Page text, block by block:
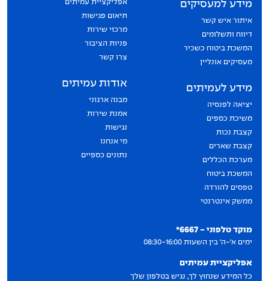
מוקד טלפוני - 6667*
ימים א'-ה' בין השעות 08:30-16:00
אפליקציית עמיתים
כל המידע שנחוץ לך, נגיש בטלפון שלך
מידע למעסיקים
איתור איש קשר
דיווח ותשלומים
המשכת ביטוח כשכיר
מעסיקים אונליין
מידע לעמיתים
יציאה לפנסיה
משיכת כספים
קצבת נכות
קצבת שארים
מערכת הכללים
המשכת ביטוח
טפסים להורדה
ממשק אינטרנטי
אפליקציית עמיתים
תיאום פגישות
מרכזי שירות
פניות הציבור
צרו קשר
אודות עמיתים
מבנה ארגוני
אמנת שירות
נגישות
מי אנחנו
נתונים כספיים